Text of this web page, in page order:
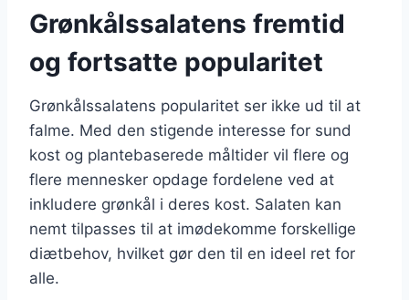
Grønkålssalatens fremtid
og fortsatte popularitet
Grønkålssalatens popularitet ser ikke ud til at
falme. Med den stigende interesse for sund
kost og plantebaserede måltider vil flere og
flere mennesker opdage fordelene ved at
inkludere grønkål i deres kost. Salaten kan
nemt tilpasses til at imødekomme forskellige
diætbehov, hvilket gør den til en ideel ret for
alle.